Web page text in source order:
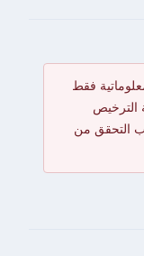
فقط
الترخيص
التحقق من